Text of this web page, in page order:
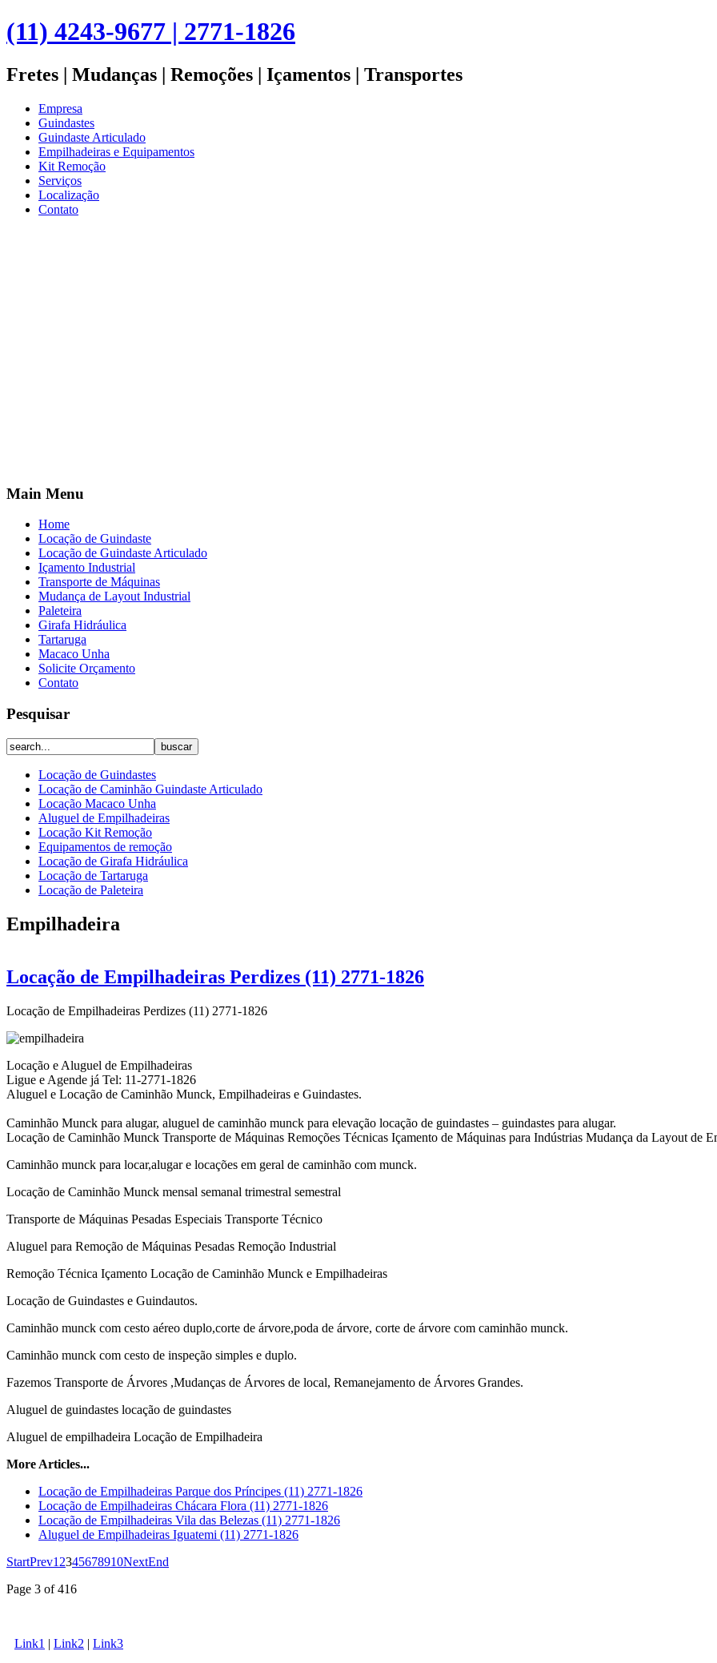
(11) 4243-9677 | 2771-1826
Fretes | Mudanças | Remoções | Içamentos | Transportes
Empresa
Guindastes
Guindaste Articulado
Empilhadeiras e Equipamentos
Kit Remoção
Serviços
Localização
Contato
Main Menu
Home
Locação de Guindaste
Locação de Guindaste Articulado
Içamento Industrial
Transporte de Máquinas
Mudança de Layout Industrial
Paleteira
Girafa Hidráulica
Tartaruga
Macaco Unha
Solicite Orçamento
Contato
Pesquisar
Locação de Guindastes
Locação de Caminhão Guindaste Articulado
Locação Macaco Unha
Aluguel de Empilhadeiras
Locação Kit Remoção
Equipamentos de remoção
Locação de Girafa Hidráulica
Locação de Tartaruga
Locação de Paleteira
Empilhadeira
Locação de Empilhadeiras Perdizes (11) 2771-1826
Locação de Empilhadeiras Perdizes (11) 2771-1826
Locação e Aluguel de Empilhadeiras
Ligue e Agende já Tel: 11-2771-1826
Aluguel e Locação de Caminhão Munck, Empilhadeiras e Guindastes.
Caminhão Munck para alugar, aluguel de caminhão munck para elevação locação de guindastes – guindastes para alugar.
Locação de Caminhão Munck Transporte de Máquinas Remoções Técnicas Içamento de Máquinas para Indústrias Mudança da Layout de
Caminhão munck para locar,alugar e locações em geral de caminhão com munck.
Locação de Caminhão Munck mensal semanal trimestral semestral
Transporte de Máquinas Pesadas Especiais Transporte Técnico
Aluguel para Remoção de Máquinas Pesadas Remoção Industrial
Remoção Técnica Içamento Locação de Caminhão Munck e Empilhadeiras
Locação de Guindastes e Guindautos.
Caminhão munck com cesto aéreo duplo,corte de árvore,poda de árvore, corte de árvore com caminhão munck.
Caminhão munck com cesto de inspeção simples e duplo.
Fazemos Transporte de Árvores ,Mudanças de Árvores de local, Remanejamento de Árvores Grandes.
Aluguel de guindastes locação de guindastes
Aluguel de empilhadeira Locação de Empilhadeira
More Articles...
Locação de Empilhadeiras Parque dos Príncipes (11) 2771-1826
Locação de Empilhadeiras Chácara Flora (11) 2771-1826
Locação de Empilhadeiras Vila das Belezas (11) 2771-1826
Aluguel de Empilhadeiras Iguatemi (11) 2771-1826
StartPrev12345678910NextEnd
Page 3 of 416
Link1 Link2
Link3